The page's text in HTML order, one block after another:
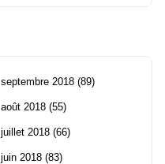
septembre 2018 (89)
août 2018 (55)
juillet 2018 (66)
juin 2018 (83)